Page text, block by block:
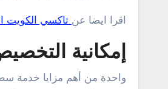
اقرا ايضا عن تاكسي الكويت
إمكانية
واحدة من أهم مزايا خدمة